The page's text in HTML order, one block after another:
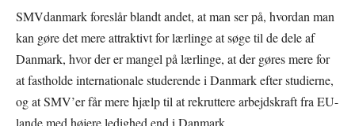
SMVdanmark foreslår blandt andet, at man ser på, hvordan man
kan gøre det mere attraktivt for lærlinge at søge til de dele af
Danmark, hvor der er mangel på lærlinge, at der gøres mere for
at fastholde internationale studerende i Danmark efter studierne,
og at SMV’er får mere hjælp til at rekruttere arbejdskraft fra EU-
lande med højere ledighed end i Danmark.